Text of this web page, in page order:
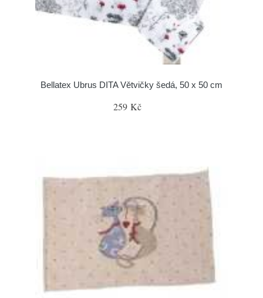
Bellatex Ubrus DITA Větvičky šedá, 50 x 50 cm
259 Kč